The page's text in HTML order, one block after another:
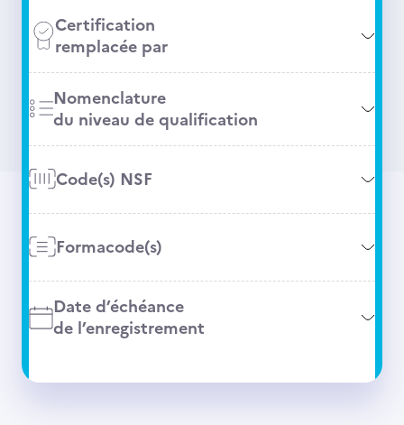
Certification
remplacée par
Nomenclature
du niveau de qualification
Code(s) NSF
Formacode(s)
Date d’échéance
de l’enregistrement